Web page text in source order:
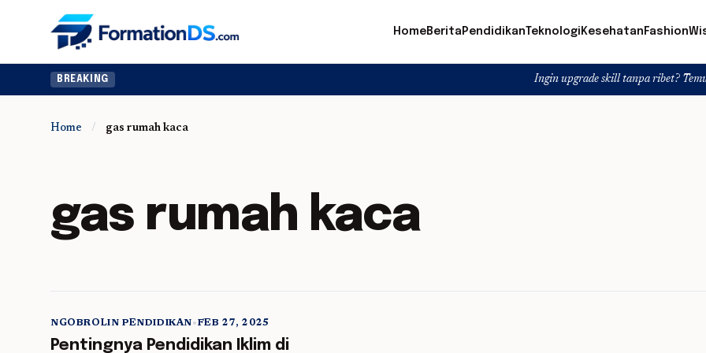
HomeBerita PendidikanTeknologi Kesehatan Fashion
BREAKING Ingin upgrade skill tanpa ribet? Temukan
Home / gas rumah kaca
gas rumah kaca
5 min read
NGOBROLIN PENDIDIKAN•FEB 27, 2025
Pentingnya Pendidikan Iklim di